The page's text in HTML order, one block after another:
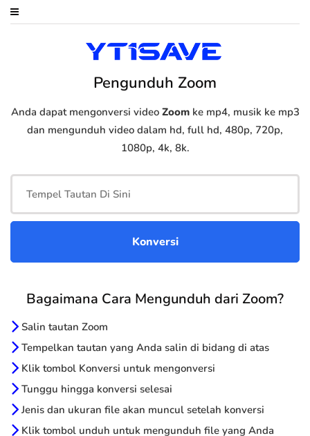
Pengunduh Zoom
Anda dapat mengonversi video Zoomke mp4, musik ke mp3
dan mengunduh video dalam hd, full hd, 480p, 720p,
1080p, 4k, 8k.
Bagaimana Cara Mengunduh dari Zoom?
Salin tautan Zoom
Tempelkan tautan yang Anda salin di bidang di atas
Klik tombol Konversi untuk mengonversi
Tunggu hingga konversi selesai
Jenis dan ukuran file akan muncul setelah konversi
Klik tombol unduh untuk mengunduh file yang Anda